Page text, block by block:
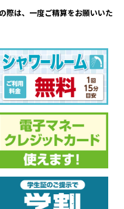
際は、一度ご精算をお願いいた